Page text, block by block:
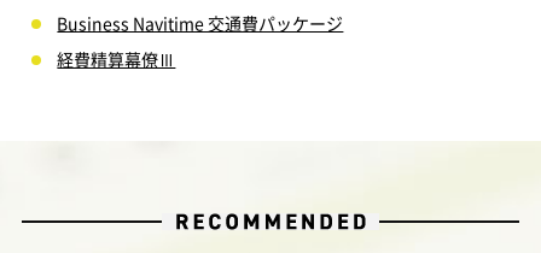
Business Navitime 交通費パッケージ
経費精算幕僚Ⅲ